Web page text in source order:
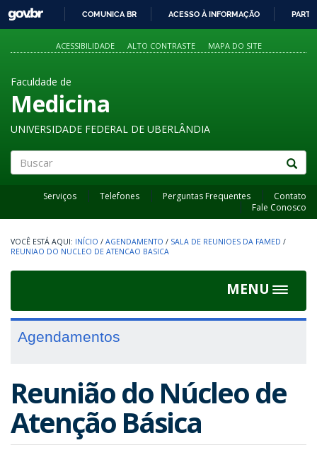
PARA
O
GOVBR
COMUNICA BR ACESSO À INFORMAÇÃO
ACESSIBILIDADE ALTO CONTRASTE MAPA DO SITE
Faculdade de
Medicina
UNIVERSIDADE FEDERAL DE UBERLÂNDIA
Serviços Telefones Perguntas Frequentes
Contato
Fale Conosco
INÍCIO / AGENDAMENTO / SALA DE REUNIOES DA FAMED /
REUNIAO DO NUCLEO DE ATENCAO BASICA
MENU
Toggle
Agendamentos
Reunião do Núcleo de
Atenção Básica